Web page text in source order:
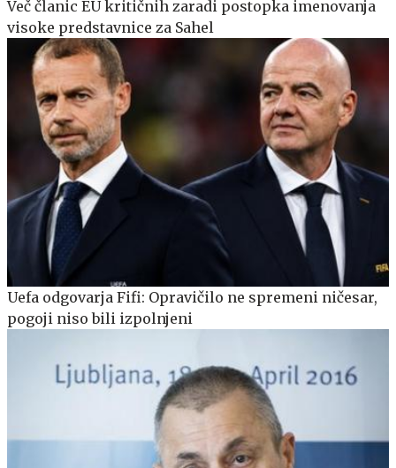
Več članic EU kritičnih zaradi postopka imenovanja
visoke predstavnice za Sahel
Uefa odgovarja Fifi: Opravičilo ne spremeni ničesar,
pogoji niso bili izpolnjeni